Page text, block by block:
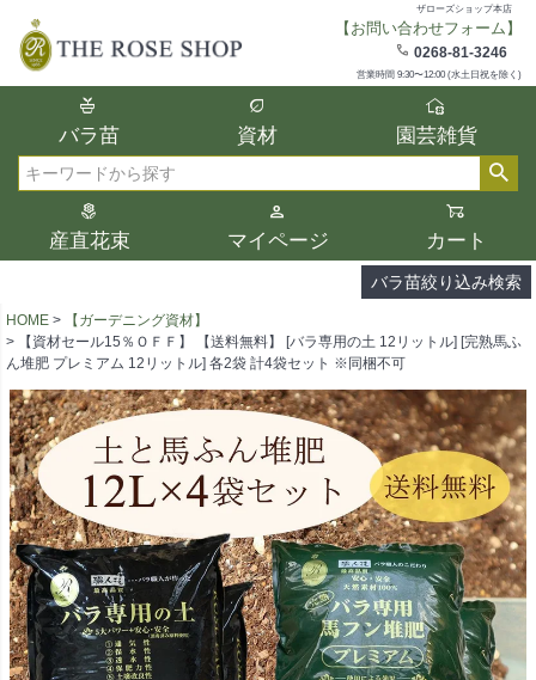
ザローズショップ本店
【お問い合わせフォーム】
0268-81-3246
営業時間 9:30〜12:00 (水土日祝を除く)
バラ苗 資材 園芸雑貨
産直花束 マイページ カート
バラ苗絞り込み検索
在庫
在庫ありのみ表示
検索
複数の条件を選択して絞り込み検索が可能
選択した項目全てに該当する品種のみ検索
結果に表示されます。
タイプ、カラー、ブランドなどは1つずつ選
択してください。
HOME
【ガーデニング資材】
【資材セール15％ＯＦＦ】 【送料無料】 [バラ専用の土 12リットル] [完熟馬ふ
ん堆肥 プレミアム 12リットル] 各2袋 計4袋セット ※同梱不可